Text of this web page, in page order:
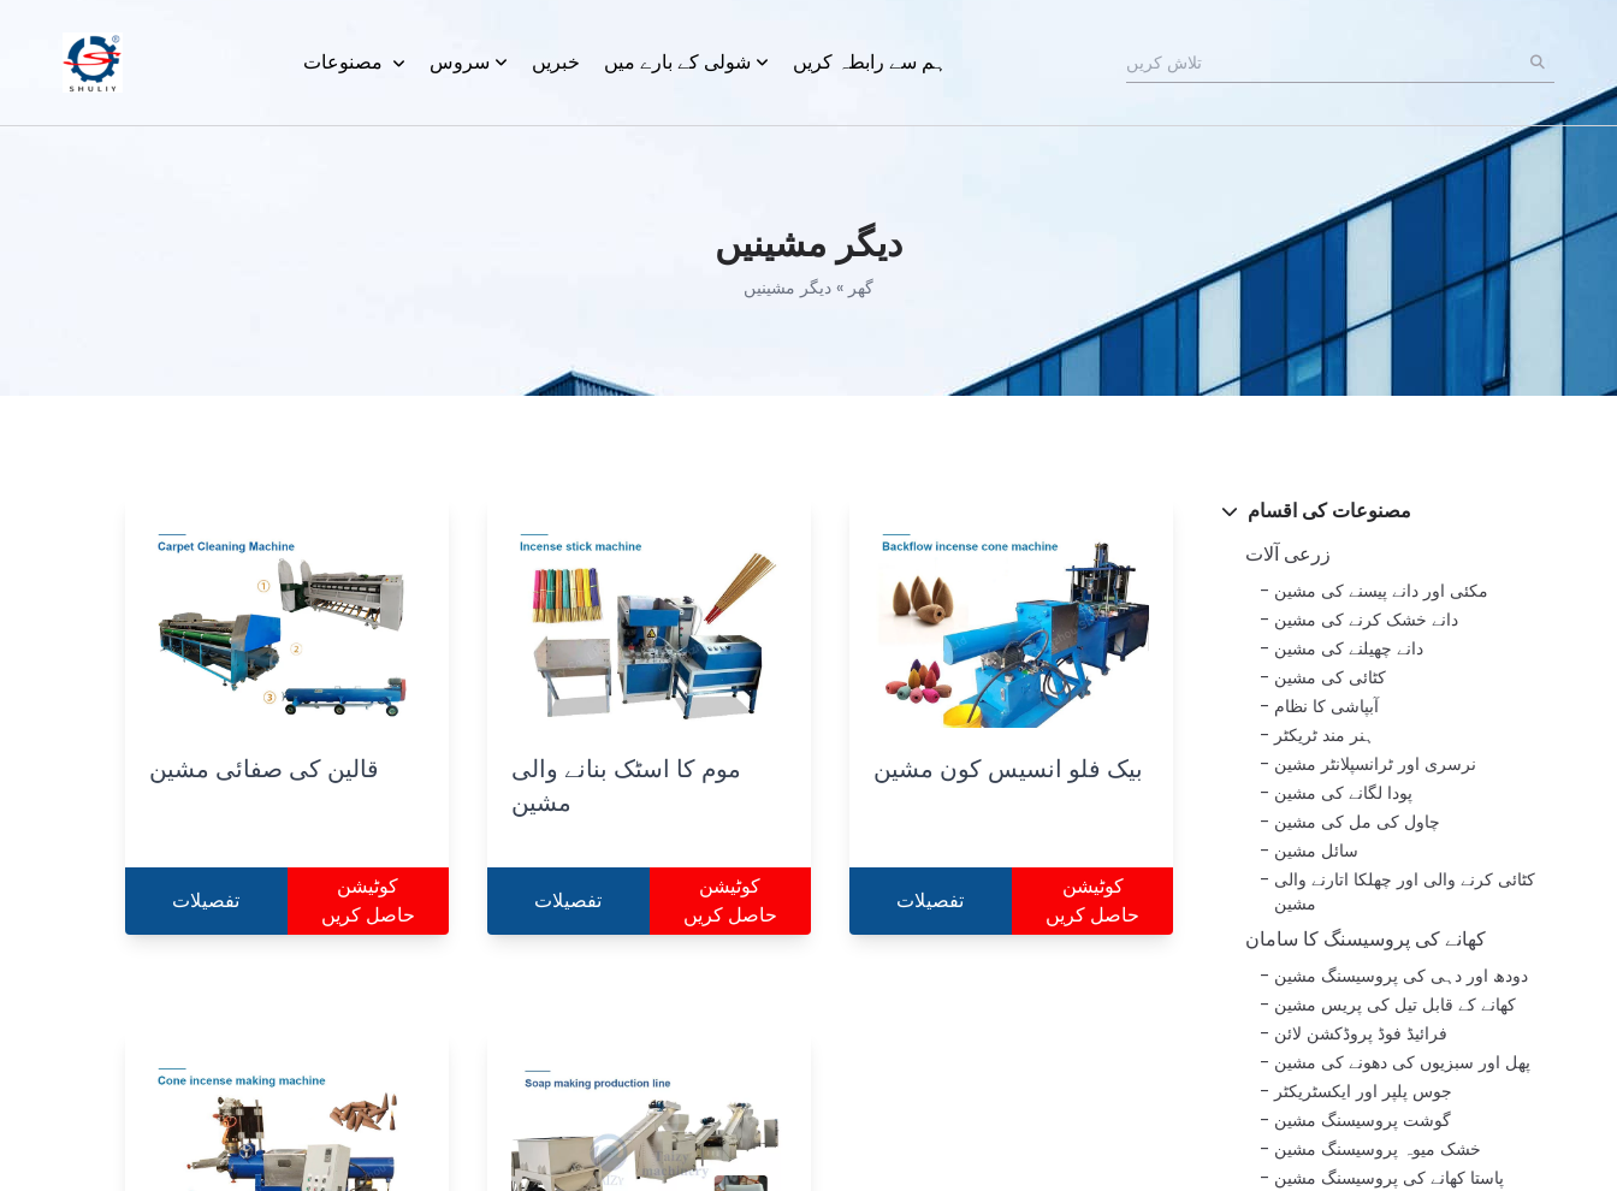
سروس خبریں شولی کے بارے میں ہم سے رابطہ کریں
دیگر مشینیں
گھر » دیگر مشینیں
مصنوعات کی اقسام
زرعی آلات
مکئی اور دانے پیسنے کی مشین
دانے خشک کرنے کی مشین
دانے چھیلنے کی مشین
کٹائی کی مشین
آبپاشی کا نظام
ہنر مند ٹریکٹر
نرسری اور ٹرانسپلانٹر مشین
پودا لگانے کی مشین
چاول کی مل کی مشین
سائل مشین
کٹائی کرنے والی اور چھلکا اتارنے والی
مشین
کھانے کی پروسیسنگ کا سامان
دودھ اور دہی کی پروسیسنگ مشین
کھانے کے قابل تیل کی پریس مشین
فرائیڈ فوڈ پروڈکشن لائن
پھل اور سبزیوں کی دھونے کی مشین
جوس پلپر اور ایکسٹریکٹر
گوشت پروسیسنگ مشین
خشک میوہ پروسیسنگ مشین
پاستا کھانے کی پروسیسنگ مشین
قالین کی صفائی مشین
تفصیلات
کوٹیشن
حاصل کریں
موم کا اسٹک بنانے والی
مشین
تفصیلات
کوٹیشن
حاصل کریں
بیک فلو انسیس کون مشین
تفصیلات
کوٹیشن
حاصل کریں